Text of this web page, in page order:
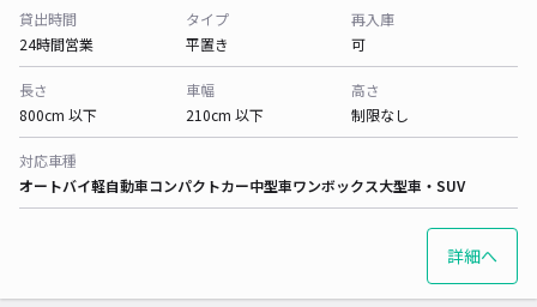
貸出時間
24時間営業
タイプ
平置き
再入庫
可
長さ
800cm 以下
車幅
210cm 以下
高さ
制限なし
対応車種
オートバイ軽自動車コンパクトカー中型車ワンボックス大型車・SUV
詳細へ